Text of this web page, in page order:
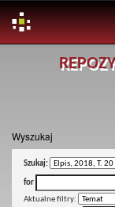
Wyszukaj
Szukaj:
for
Aktualne filtry: